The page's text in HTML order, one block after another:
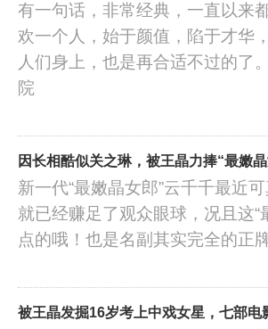
有一句话，非常经典，一直以来
欢一个人，始于颜值，陷于才华
人们身上，也是再合适不过的了
院
因长相酷似关之琳，被王晶力捧“最嫩
新一代“最嫩晶女郎”云千千最近
就已经赚足了观众眼球，况且这
点的哦！也是名副其实完全的正
被王晶发掘16岁考上中戏女星，七部电